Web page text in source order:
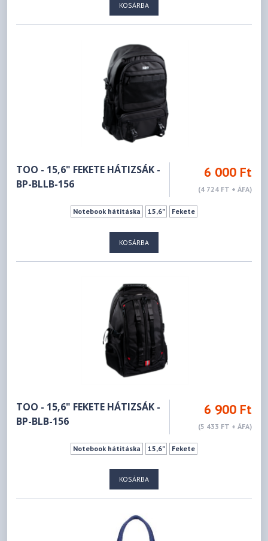
KOSÁRBA
TOO - 15,6" FEKETE HÁTIZSÁK -
BP-BLLB-156
6 000 Ft
(4 724 FT + ÁFA)
Notebook hátitáska 15,6" Fekete
KOSÁRBA
TOO - 15,6" FEKETE HÁTIZSÁK -
BP-BLB-156
6 900 Ft
(5 433 FT + ÁFA)
Notebook hátitáska 15,6" Fekete
KOSÁRBA